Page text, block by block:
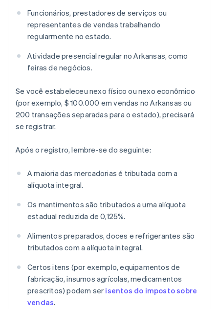
Funcionários, prestadores de serviços ou
representantes de vendas trabalhando
regularmente no estado.
Atividade presencial regular no Arkansas, como
feiras de negócios.
Se você estabeleceu nexo físico ou nexo econômico
(por exemplo, $ 100.000 em vendas no Arkansas ou
200 transações separadas para o estado), precisará
se registrar.
Após o registro, lembre-se do seguinte:
A maioria das mercadorias é tributada com a
alíquota integral.
Os mantimentos são tributados a uma alíquota
estadual reduzida de 0,125%.
Alimentos preparados, doces e refrigerantes são
tributados com a alíquota integral.
Certos itens (por exemplo, equipamentos de
fabricação, insumos agrícolas, medicamentos
prescritos) podem ser isentos do imposto sobre
vendas.